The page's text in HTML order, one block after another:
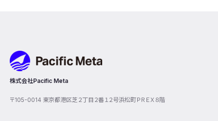
株式会社Pacific Meta
〒105-0014 東京都港区芝２丁目２番１２号浜松町ＰＲＥＸ８階